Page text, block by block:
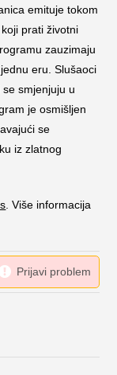
emituje tokom
prati životni
zauzimaju
eru. Slušaoci
smjenjuju u
je osmišljen
se
iz zlatnog
. Više informacija